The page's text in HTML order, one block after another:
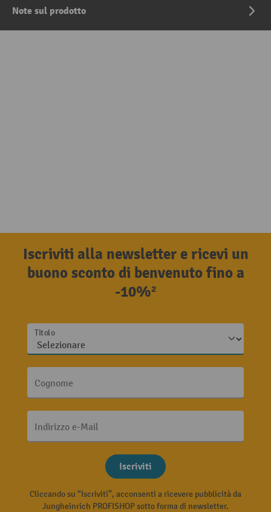
Note sul prodotto
Iscriviti alla newsletter e ricevi un
buono sconto di benvenuto fino a
-10%²
Titolo
Cognome
Indirizzo e-Mail
Iscriviti
Cliccando su “Iscriviti”, acconsenti a ricevere pubblicità da
Jungheinrich PROFISHOP sotto forma di newsletter.